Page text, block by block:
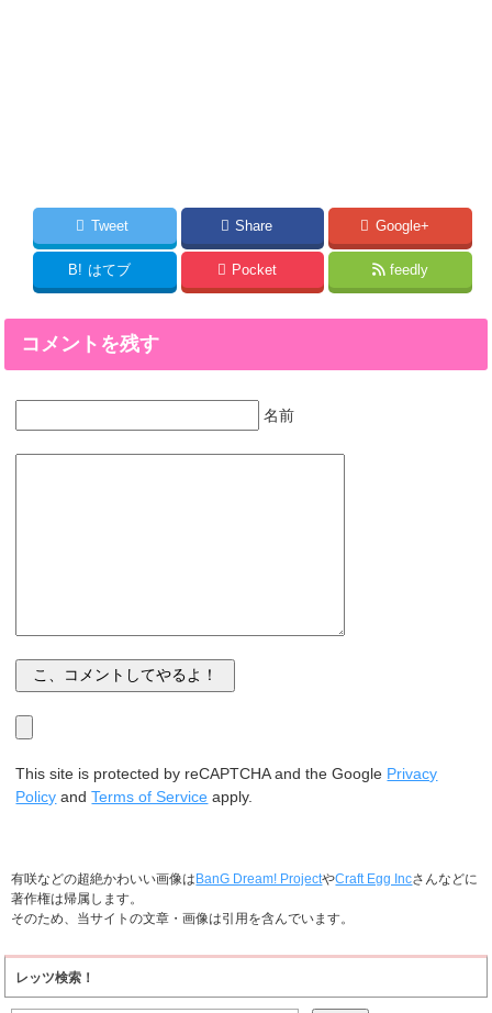
Tweet Share Google+
B! はてブ Pocket feedly
コメントを残す
名前
This site is protected by reCAPTCHA and the Google Privacy
Policy andTerms of Service apply.
有咲などの超絶かわいい画像は BanG Dream! ProjectやCraft Egg Incさんなどに
著作権は帰属します。
そのため、当サイトの文章・画像は引用を含んでいます。
レッツ検索！